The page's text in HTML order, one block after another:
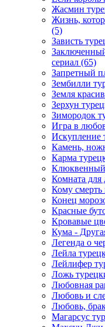
Жасмин
Жизнь,
(5)
Зависть
сериал (65)
Запретный
Зембилли
Земля
Зерхун
Зимородок
Игра в
Искупление
Камень,
Карма
Клюквенный
Комната для
Кому смерть
Конец
Красные
Кровавые
Кума -
Легенда о
Лейла
Лейлифер
Ложь
Любовная
Любовь и
Любовь,
Магарсус